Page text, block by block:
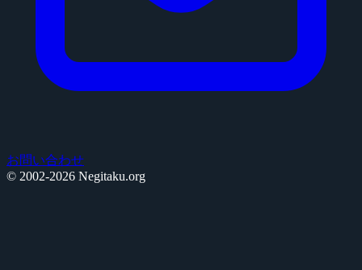
お問い合わせ
© 2002-2026 Negitaku.org